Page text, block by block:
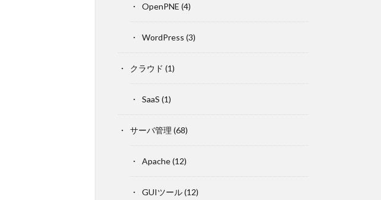
OpenPNE (4)
WordPress (3)
クラウド (1)
SaaS (1)
サーバ管理 (68)
Apache(12)
GUIツール(12)